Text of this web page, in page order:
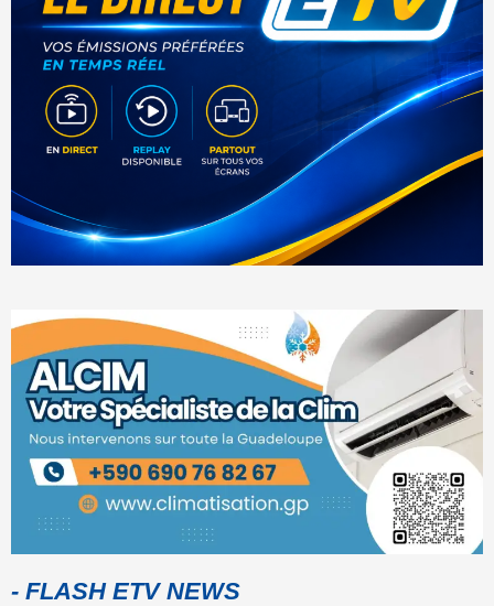
- FLASH ETV NEWS